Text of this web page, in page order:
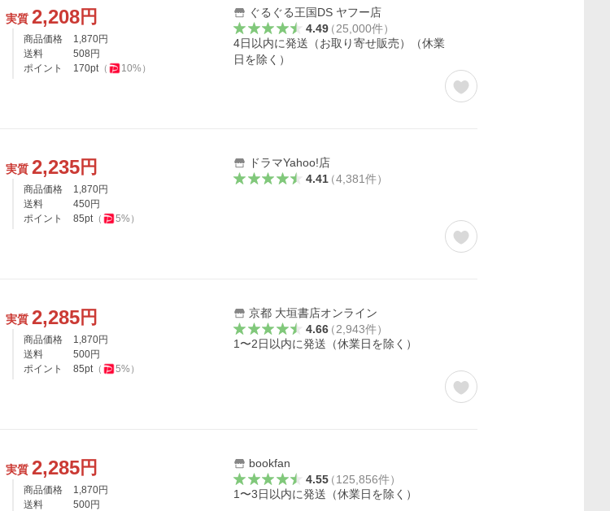
実質 2,208円
商品価格 1,870円
送料
508 円
ポイント
170pt（ 10%）
ぐるぐる王国DS ヤフー店
4.49（25,000件）
4日以内に発送（お取り寄せ販売）（休業
日を除く）
実質 2,235円
商品価格 1,870円
送料
450円
ポイント
85pt（ 5%）
ドラマYahoo!店
4.41（4,381件）
実質 2,285円
商品価格 1,870円
送料
500円
ポイント
85pt（ 5%）
京都 大垣書店オンライン
4.66（2,943件）
1〜2日以内に発送（休業日を除く）
実質 2,285円
商品価格 1,870円
送料
500円
bookfan
4.55（125,856件）
1〜3日以内に発送（休業日を除く）